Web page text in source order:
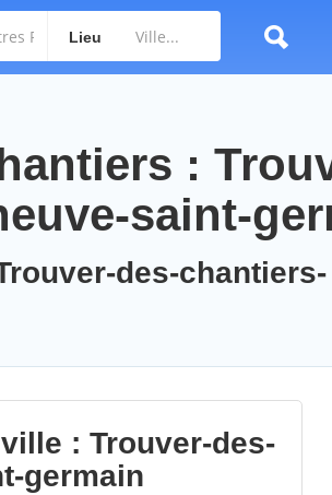
Lieu
:
saint-
des-chantiers-
: Trouver-des-
germain